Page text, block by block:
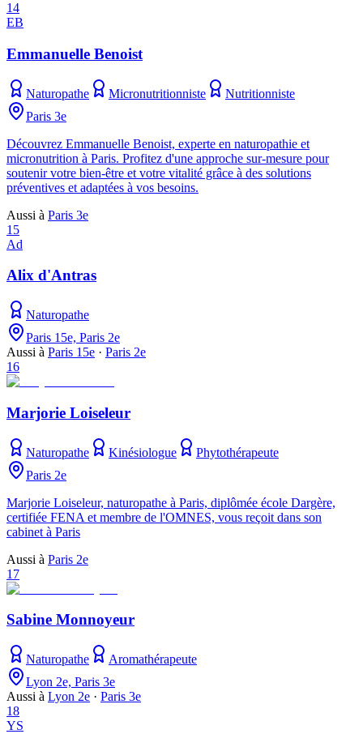
14
EB
Emmanuelle Benoist
Naturopathe Micronutritionniste
Nutritionniste
Paris 3e
Découvrez Emmanuelle Benoist, experte en naturopathie et
micronutrition à Paris. Profitez d'une approche sur-mesure pour
soutenir votre bien-être et votre vitalité grâce à des solutions
préventives et adaptées à vos besoins.
Aussi à Paris 3e
15
Ad
Alix d'Antras
Naturopathe
Paris 15e, Paris 2e
Aussi à Paris 15e · Paris 2e
16
Marjorie Loiseleur
Naturopathe Kinésiologue
Phytothérapeute
Paris 2e
Marjorie Loiseleur, naturopathe à Paris, diplômée école Dargère,
certifiée FENA et membre de l'OMNES, vous reçoit dans son
cabinet à Paris
Aussi à Paris 2e
17
Sabine Monnoyeur
Naturopathe
Aromathérapeute
Lyon 2e, Paris 3e
Aussi à Lyon 2e · Paris 3e
18
YS